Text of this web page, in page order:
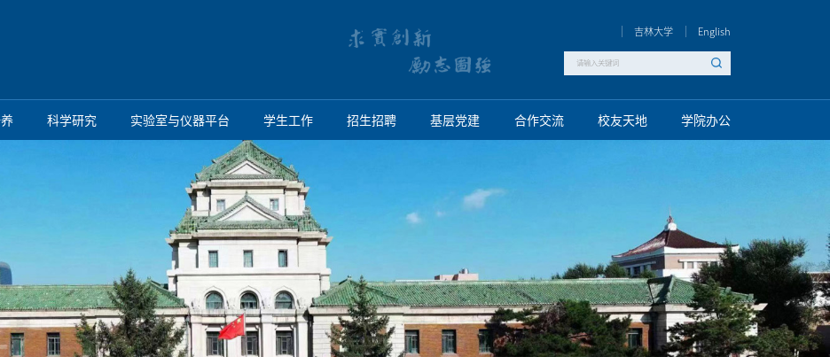
吉林大学 English
科学研究 实验室与仪器平台 学生工作 招生招聘 基层党建 合作交流 校友天地 学院办公